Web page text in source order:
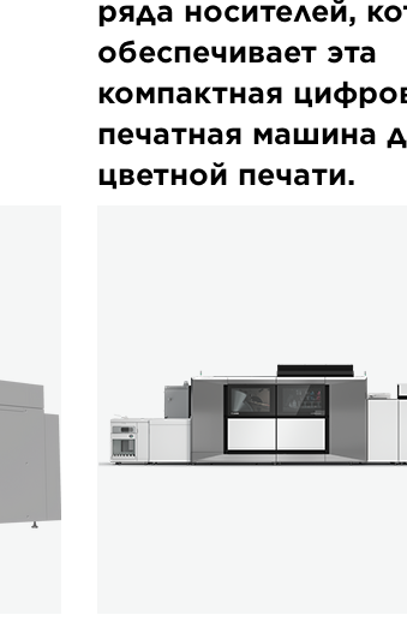
ряда носителей,
обеспечивает эта
компактная
печатная машина
цветной печати.